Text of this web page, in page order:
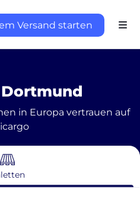
Versand starten
in Europa vertrauen auf